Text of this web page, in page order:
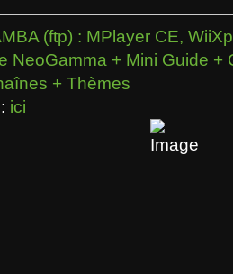
(ftp) : MPlayer CE,
NeoGamma + Mini Guide +
+ Thèmes
ici